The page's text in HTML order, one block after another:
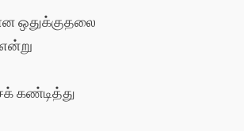
ஒதுக்குதலை
கண்டித்து